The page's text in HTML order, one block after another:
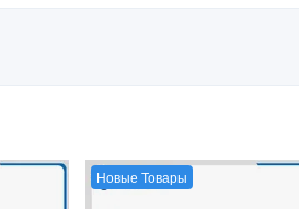
Новые Товары